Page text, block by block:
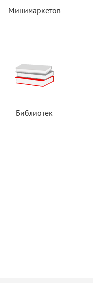
Минимаркетов
Библиотек